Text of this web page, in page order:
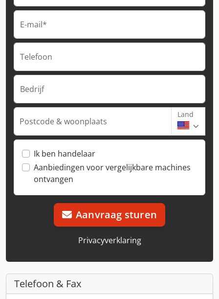
E-mail*
Telefoon
Bedrijf
Postcode & woonplaats
Land
Ik ben handelaar
Aanbiedingen voor vergelijkbare machines
ontvangen
Aanvraag sturen
Privacyverklaring
Telefoon & Fax